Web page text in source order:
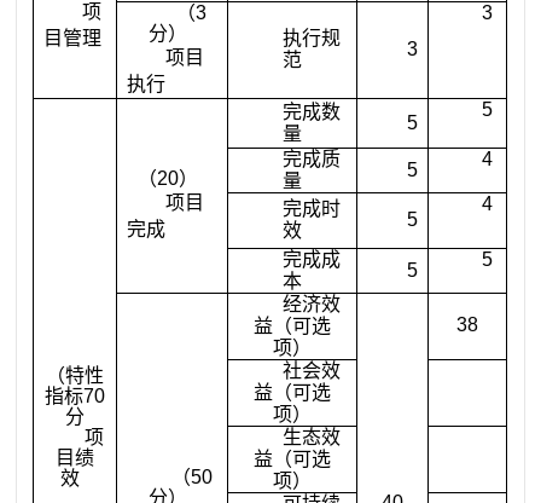
项
目管理
（3
分）
项目
执行
执行规
范
3
3
（特性
指标70
分
项
目绩
效
（20）
项目
完成
完成数
量
5
5
完成质
量
5
4
完成时
效
5
4
完成成
本
5
5
（50
分）
经济效
益（可选
项）
38
社会效
益（可选
项）
生态效
益（可选
项）